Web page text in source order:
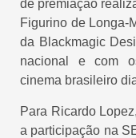
de premiação
Figurino de Longa-
da Blackmagic
nacional e com
cinema brasileiro
Para Ricardo
a participação na